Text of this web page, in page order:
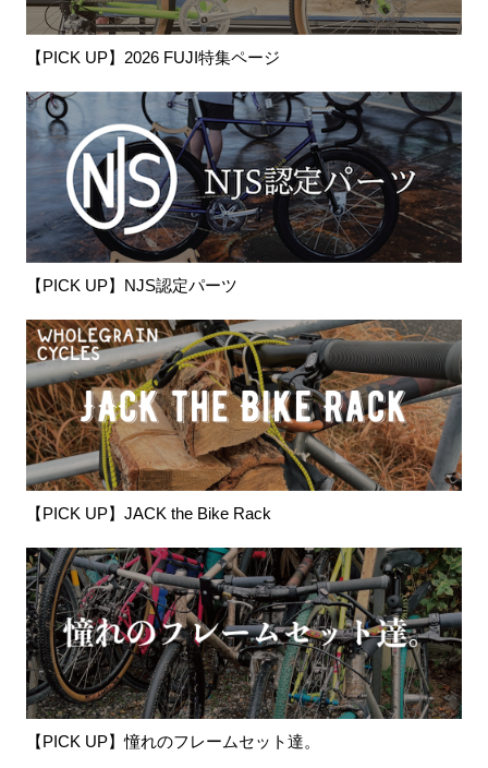
【PICK UP】2026 FUJI特集ページ
【PICK UP】NJS認定パーツ
【PICK UP】JACK the Bike Rack
【PICK UP】憧れのフレームセット達。